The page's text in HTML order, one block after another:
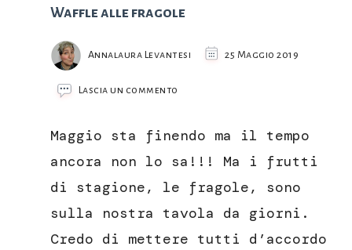
Waffle alle fragole
Annalaura Levantesi 25 Maggio 2019
Lascia un commento
fragole
Maggio sta finendo ma il tempo
ancora non lo sa!!! Ma i frutti
di stagione, le fragole, sono
sulla nostra tavola da giorni.
Credo di mettere tutti d’accordo